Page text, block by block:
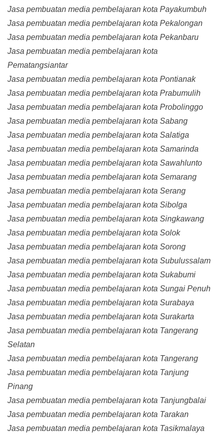
Jasa pembuatan media pembelajaran kota Payakumbuh
Jasa pembuatan media pembelajaran kota Pekalongan
Jasa pembuatan media pembelajaran kota Pekanbaru
Jasa pembuatan media pembelajaran kota
Pematangsiantar
Jasa pembuatan media pembelajaran kota Pontianak
Jasa pembuatan media pembelajaran kota Prabumulih
Jasa pembuatan media pembelajaran kota Probolinggo
Jasa pembuatan media pembelajaran kota Sabang
Jasa pembuatan media pembelajaran kota Salatiga
Jasa pembuatan media pembelajaran kota Samarinda
Jasa pembuatan media pembelajaran kota Sawahlunto
Jasa pembuatan media pembelajaran kota Semarang
Jasa pembuatan media pembelajaran kota Serang
Jasa pembuatan media pembelajaran kota Sibolga
Jasa pembuatan media pembelajaran kota Singkawang
Jasa pembuatan media pembelajaran kota Solok
Jasa pembuatan media pembelajaran kota Sorong
Jasa pembuatan media pembelajaran kota Subulussalam
Jasa pembuatan media pembelajaran kota Sukabumi
Jasa pembuatan media pembelajaran kota Sungai Penuh
Jasa pembuatan media pembelajaran kota Surabaya
Jasa pembuatan media pembelajaran kota Surakarta
Jasa pembuatan media pembelajaran kota Tangerang
Selatan
Jasa pembuatan media pembelajaran kota Tangerang
Jasa pembuatan media pembelajaran kota Tanjung
Pinang
Jasa pembuatan media pembelajaran kota Tanjungbalai
Jasa pembuatan media pembelajaran kota Tarakan
Jasa pembuatan media pembelajaran kota Tasikmalaya